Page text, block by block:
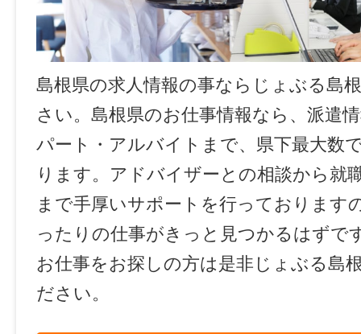
島根県の求人情報の事ならじょぶる島
さい。島根県のお仕事情報なら、派遣
パート・アルバイトまで、県下最大数
ります。アドバイザーとの相談から就
まで手厚いサポートを行っております
ったりの仕事がきっと見つかるはずで
お仕事をお探しの方は是非じょぶる島
ださい。